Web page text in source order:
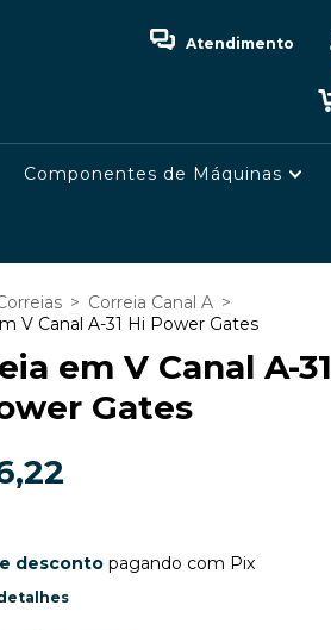
Atendimento
Componentes de Máquinas
> Correia Canal A >
V Canal A-31 Hi Power Gates
em V Canal A-31
Gates
descontopagando com Pix